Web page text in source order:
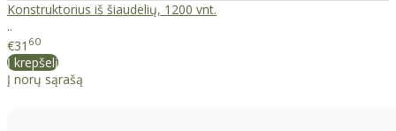
Konstruktorius iš šiaudelių, 1200 vnt.
..
€31 60
Į krepšelį
Į norų sąrašą